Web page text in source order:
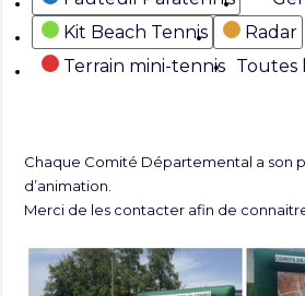
Kit Beach Tennis
Radar
Terrain mini-tennis Toutes
Chaque Comité Départemental a son
d’animation.
Merci de les contacter afin de